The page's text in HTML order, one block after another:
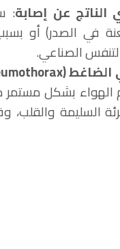
الناتج عن إصابة:
في الصدر) أو
الصناعي.
الضاغط(Tension Pneumothorax)
الهواء بشكل مستمر
السليمة والقلب،